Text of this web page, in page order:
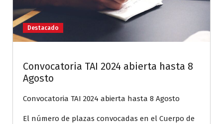
Destacado
Convocatoria TAI 2024 abierta hasta 8
Agosto
Convocatoria TAI 2024 abierta hasta 8 Agosto
El número de plazas convocadas en el Cuerpo de